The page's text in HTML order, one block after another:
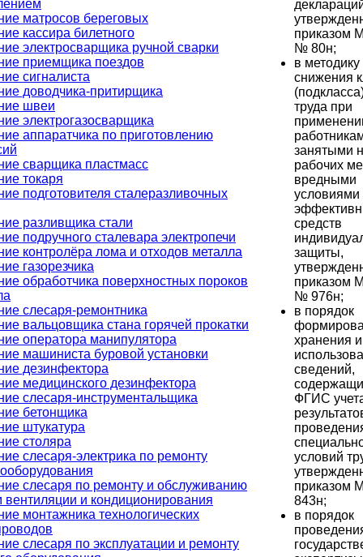
матросов береговых
кассира билетного
электросварщика ручной сварки
приемщика поездов
сигналиста
доводчика-притирщика
швеи
электрогазосварщика
аппаратчика по приготовлению
сварщика пластмасс
токаря
подготовителя сталеразливочных
разливщика стали
подручного сталевара электропечи
контролёра лома и отходов металла
газорезчика
обработчика поверхностных пороков
слесаря-ремонтника
вальцовщика стана горячей прокатки
оператора манипулятора
машиниста буровой установки
дезинфектора
медицинского дезинфектора
слесаря-инструментальщика
бетонщика
штукатура
столяра
слесаря-электрика по ремонту
слесаря по ремонту и обслуживанию
вентиляции и кондиционирования
монтажника технологических
слесаря по эксплуатации и ремонту
приказом
№ 80н;
в методику
снижения
труда при
занятыми
рабочих
вредными
условиями
средств
защиты,
приказом
№ 976н;
в порядок
хранения и
сведений,
ФГИС
условий
приказом
843н;
в порядок